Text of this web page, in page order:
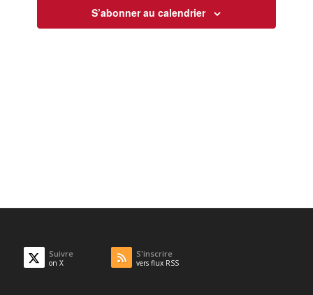
S’abonner au calendrier
Suivre
on X
S'inscrire
vers flux RSS